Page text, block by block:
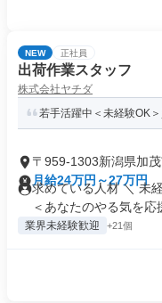
NEW 正社員
出荷作業スタッフ
株式会社ヤチダ
若手活躍中＜未経験OK
〒959-1303新潟県加
月給24万円～27万円
求めている人材 ＼ 未
＜あなたのやる気を応
業界未経験歓迎 +21個